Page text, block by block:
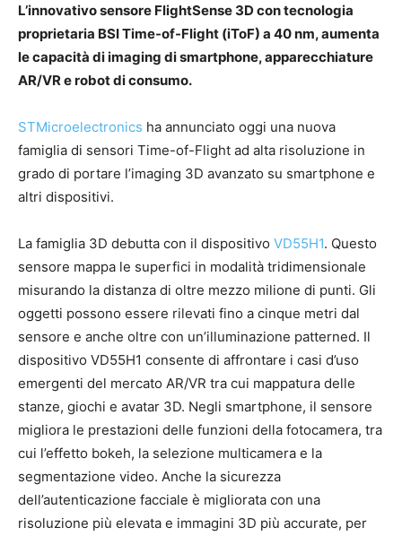
L’innovativo sensore FlightSense 3D con tecnologia
proprietaria BSI Time-of-Flight (iToF) a 40 nm, aumenta
le capacità di imaging di smartphone, apparecchiature
AR/VR e robot di consumo.
STMicroelectronics ha annunciato oggi una nuova
famiglia di sensori Time-of-Flight ad alta risoluzione in
grado di portare l’imaging 3D avanzato su smartphone e
altri dispositivi.
La famiglia 3D debutta con il dispositivo VD55H1. Questo
sensore mappa le superfici in modalità tridimensionale
misurando la distanza di oltre mezzo milione di punti. Gli
oggetti possono essere rilevati fino a cinque metri dal
sensore e anche oltre con un’illuminazione patterned. Il
dispositivo VD55H1 consente di affrontare i casi d’uso
emergenti del mercato AR/VR tra cui mappatura delle
stanze, giochi e avatar 3D. Negli smartphone, il sensore
migliora le prestazioni delle funzioni della fotocamera, tra
cui l’effetto bokeh, la selezione multicamera e la
segmentazione video. Anche la sicurezza
dell’autenticazione facciale è migliorata con una
risoluzione più elevata e immagini 3D più accurate, per